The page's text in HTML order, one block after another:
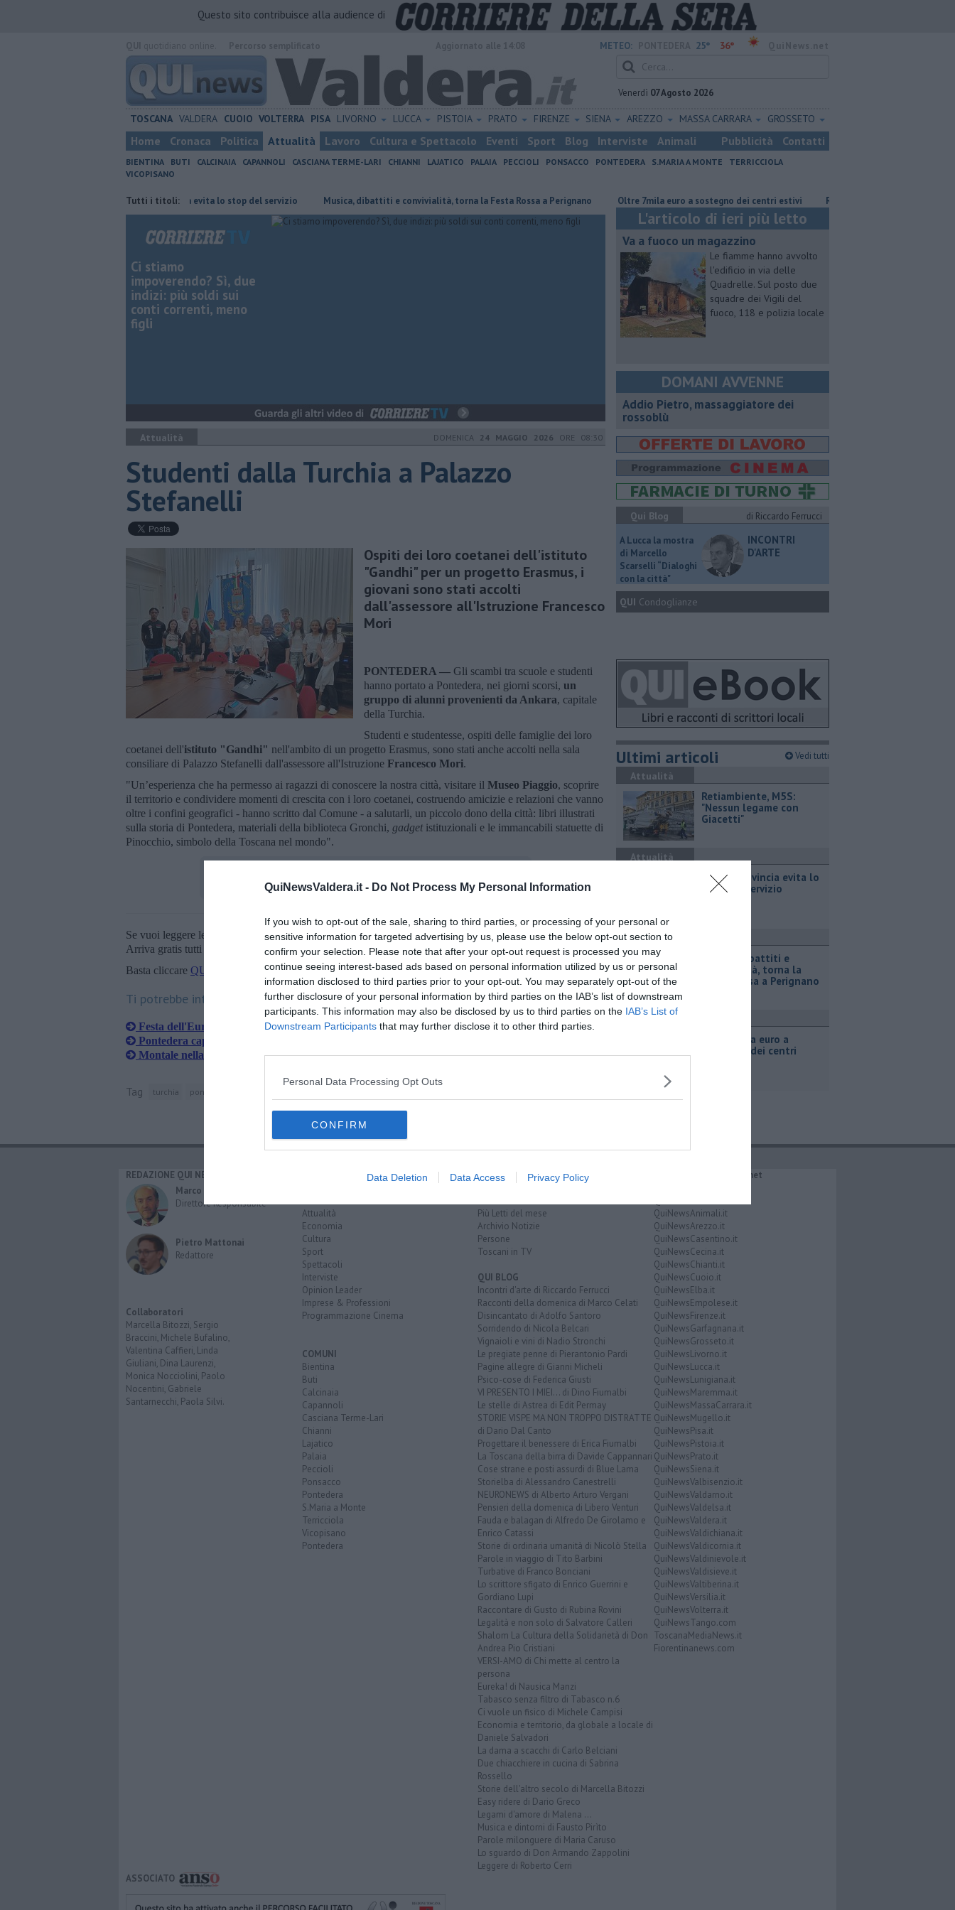
QuiNewsValdera.it - Do Not Process My Personal Information
If you wish to opt-out of the sale, sharing to third parties, or processing of your personal or
sensitive information for targeted advertising by us, please use the below opt-out section to
confirm your selection. Please note that after your opt-out request is processed you may
continue seeing interest-based ads based on personal information utilized by us or personal
information disclosed to third parties prior to your opt-out. You may separately opt-out of the
further disclosure of your personal information by third parties on the IAB’s list of downstream
participants. This information may also be disclosed by us to third parties on the IAB’s List of
Downstream Participants that may further disclose it to other third parties.
Personal Data Processing Opt Outs
CONFIRM
Data Deletion Data Access Privacy Policy
Questo sito contribuisce alla audience di
METEO: 25° 36°
Venerdì 07 Agosto 2026
TOSCANA VALDERA CUOIO VOLTERRA PISA LIVORNO LUCCA PISTOIA PRATO FIRENZE SIENA AREZZO MASSA CARRARA GROSSETO
Home Cronaca Politica Attualità Lavoro Cultura e Spettacolo Eventi Sport Blog Interviste Animali Pubblicità Contatti
BIENTINA BUTI CALCINAIA CAPANNOLI CASCIANA TERME-LARI CHIANNI LAJATICO PALAIA PECCIOLI PONSACCO PONTEDERA S.MARIA A MONTE
TERRICCIOLA
VICOPISANO
Tutti i titoli:
Bus, la Provincia evita lo stop del servizio Musica, dibattiti e convivialità, torna la Festa Rossa a Perignano Oltre 7mila euro a sostegno dei centri estivi Retiambiente, M5S: "Nessun legame
Ci stiamo
impoverendo? Sì, due
indizi: più soldi sui
conti correnti, meno
figli
Attualità DOMENICA 24 MAGGIO 2026 ORE 08:30
Studenti dalla Turchia a Palazzo
Stefanelli
Ospiti dei loro coetanei dell'istituto
"Gandhi" per un progetto Erasmus, i
giovani sono stati accolti
dall'assessore all'Istruzione Francesco
Mori
PONTEDERA — Gli scambi tra scuole e studenti
hanno portato a Pontedera, nei giorni scorsi, un
gruppo di alunni provenienti da Ankara, capitale
della Turchia.
Studenti e studentesse, ospiti delle famiglie dei loro
coetanei dell'istituto "Gandhi" nell'ambito di un progetto Erasmus, sono stati anche accolti nella sala
consiliare di Palazzo Stefanelli dall'assessore all'Istruzione Francesco Mori.
"Un’esperienza che ha permesso ai ragazzi di conoscere la nostra città, visitare il Museo Piaggio, scoprire
il territorio e condividere momenti di crescita con i loro coetanei, costruendo amicizie e relazioni che vanno
oltre i confini geografici - hanno scritto dal Comune - a salutarli, un piccolo dono della città: libri illustrati
sulla storia di Pontedera, materiali della biblioteca Gronchi, gadget istituzionali e le immancabili statuette di
Pinocchio, simbolo della Toscana nel mondo".
Se vuoi leggere le notizie principali della Toscana iscriviti allaNewsletter QUInews - ToscanaMedia.
Arriva gratis tutti i giorni alle 20:00 direttamente nella tua casella di posta.
Basta cliccare QUI
Ti potrebbe interessare anche:
Festa dell'Europa, sul palco le esperienze Erasmus
Pontedera capitale degli scambi Erasmus
Montale nella top ten delle scuole Erasmus
Tag turchia pontedera
L'articolo di ieri più letto
Va a fuoco un magazzino
Le fiamme hanno avvolto
l'edificio in via delle
Quadrelle. Sul posto due
squadre dei Vigili del
fuoco, 118 e polizia locale
DOMANI AVVENNE
Addio Pietro, massaggiatore dei
rossoblù
Qui Blog
di Riccardo Ferrucci
A Lucca la mostra
di Marcello
Scarselli “Dialoghi
con la città"
INCONTRI
D'ARTE
QUI Condoglianze
Ultimi articoli Vedi tutti
Attualità
Retiambiente, M5S:
"Nessun legame con
Giacetti"
Attualità
Bus, la Provincia evita lo
stop del servizio
Attualità
Musica, dibattiti e
convivialità, torna la
Festa Rossa a Perignano
Attualità
Oltre 7mila euro a
sostegno dei centri
REDAZIONE QUI NEWS
Marco Migli
Direttore Responsabile
Pietro Mattonai
Redattore
Collaboratori
Marcella Bitozzi, Sergio
Braccini, Michele Bufalino,
Valentina Caffieri, Linda
Giuliani, Dina Laurenzi,
Monica Nocciolini, Paolo
Nocentini, Gabriele
Santarnecchi, Paola Silvi.
Attualità
Economia
Cultura
Sport
Spettacoli
Interviste
Opinion Leader
Imprese & Professioni
Programmazione Cinema
COMUNI
Bientina
Buti
Calcinaia
Capannoli
Casciana Terme-Lari
Chianni
Lajatico
Palaia
Peccioli
Ponsacco
Pontedera
S.Maria a Monte
Terricciola
Vicopisano
Pontedera
RUBRICHE
Più Letti del mese
Archivio Notizie
Persone
Toscani in TV
QUI BLOG
Incontri d'arte di Riccardo Ferrucci
Racconti della domenica di Marco Celati
Disincantato di Adolfo Santoro
Sorridendo di Nicola Belcari
Vignaioli e vini di Nadio Stronchi
Le pregiate penne di Pierantonio Pardi
Pagine allegre di Gianni Micheli
Psico-cose di Federica Giusti
VI PRESENTO I MIEI... di Dino Fiumalbi
Le stelle di Astrea di Edit Permay
STORIE VISPE MA NON TROPPO DISTRATTE
di Dario Dal Canto
Progettare il benessere di Erica Fiumalbi
La Toscana della birra di Davide Cappannari
Cose strane e posti assurdi di Blue Lama
Storielba di Alessandro Canestrelli
NEURONEWS di Alberto Arturo Vergani
Pensieri della domenica di Libero Venturi
Fauda e balagan di Alfredo De Girolamo e
Enrico Catassi
Storie di ordinaria umanità di Nicolò Stella
Parole in viaggio di Tito Barbini
Turbative di Franco Bonciani
Lo scrittore sfigato di Enrico Guerrini e
Gordiano Lupi
Raccontare di Gusto di Rubina Rovini
Legalità e non solo di Salvatore Calleri
Shalom La Cultura della Solidarietà di Don
Andrea Pio Cristiani
VERSI-AMO di Chi mette al centro la
persona
Eureka! di Nausica Manzi
Tabasco senza filtro di Tabasco n.6
Ci vuole un fisico di Michele Campisi
Economia e territorio, da globale a locale di
Daniele Salvadori
La dama a scacchi di Carlo Belciani
Due chiacchiere in cucina di Sabrina
Rossello
Storie dell'altro secolo di Marcella Bitozzi
Easy ridere di Dario Greco
Legami d'amore di Malena ...
Musica e dintorni di Fausto Pirìto
Parole milonguere di Maria Caruso
Lo sguardo di Don Armando Zappolini
Leggere di Roberto Cerri
IL NETWORK QuiNews.net
QuiNewsAnimali.it
QuiNewsArezzo.it
QuiNewsCasentino.it
QuiNewsCecina.it
QuiNewsChianti.it
QuiNewsCuoio.it
QuiNewsElba.it
QuiNewsEmpolese.it
QuiNewsFirenze.it
QuiNewsGarfagnana.it
QuiNewsGrosseto.it
QuiNewsLivorno.it
QuiNewsLucca.it
QuiNewsLunigiana.it
QuiNewsMaremma.it
QuiNewsMassaCarrara.it
QuiNewsMugello.it
QuiNewsPisa.it
QuiNewsPistoia.it
QuiNewsPrato.it
QuiNewsSiena.it
QuiNewsValbisenzio.it
QuiNewsValdarno.it
QuiNewsValdelsa.it
QuiNewsValdera.it
QuiNewsValdichiana.it
QuiNewsValdicornia.it
QuiNewsValdinievole.it
QuiNewsValdisieve.it
QuiNewsValtiberina.it
QuiNewsVersilia.it
QuiNewsVolterra.it
QuiNewsTango.com
ToscanaMediaNews.it
Fiorentinanews.com
ASSOCIATO